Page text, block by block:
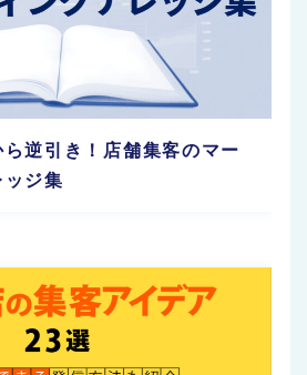
逆引き！店舗集客のマー
ジ集